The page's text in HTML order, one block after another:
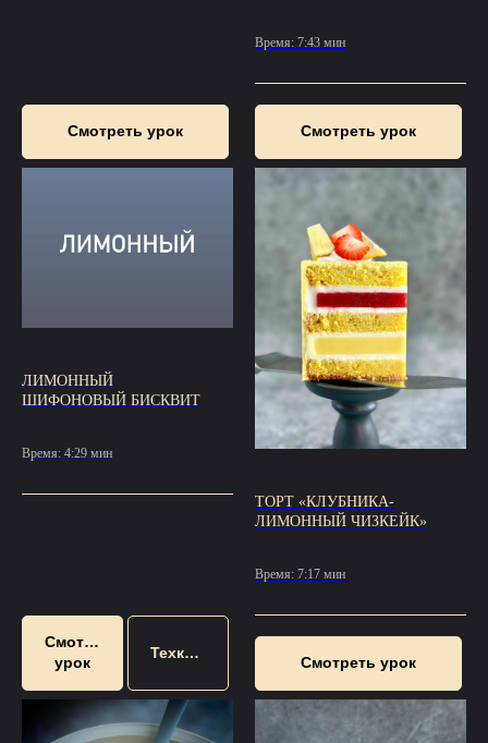
Смотреть урок
Время: 7:43 мин
Смотреть урок
ЛИМОННЫЙ
ШИФОНОВЫЙ БИСКВИТ
Время: 4:29 мин
Смотреть
урок
Техкарта
ТОРТ «КЛУБНИКА-
ЛИМОННЫЙ ЧИЗКЕЙК»
Время: 7:17 мин
Смотреть урок